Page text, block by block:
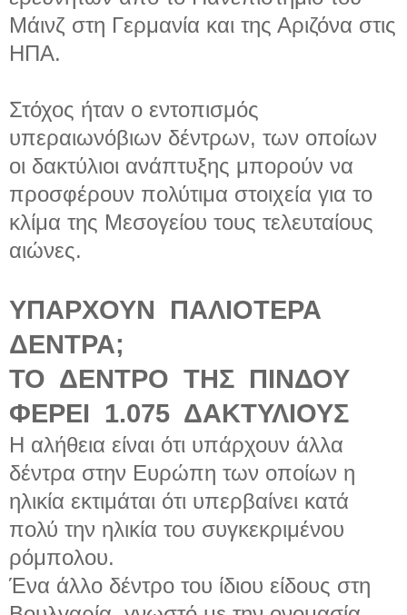
Μάινζ στη Γερμανία και της Αριζόνα στις
ΗΠΑ.
Στόχος ήταν ο εντοπισμός
υπεραιωνόβιων δέντρων, των οποίων
οι δακτύλιοι ανάπτυξης μπορούν να
προσφέρουν πολύτιμα στοιχεία για το
κλίμα της Μεσογείου τους τελευταίους
αιώνες.
ΥΠΑΡΧΟΥΝ
ΠΑΛΙΟΤΕΡΑ
ΔΕΝΤΡΑ;
ΤΟ ΔΕΝΤΡΟ ΤΗΣ ΠΙΝΔΟΥ
ΦΕΡΕΙ 1.075 ΔΑΚΤΥΛΙΟΥΣ
Η αλήθεια είναι ότι υπάρχουν άλλα
δέντρα στην Ευρώπη των οποίων η
ηλικία εκτιμάται ότι υπερβαίνει κατά
πολύ την ηλικία του συγκεκριμένου
ρόμπολου.
Ένα άλλο δέντρο του ίδιου είδους στη